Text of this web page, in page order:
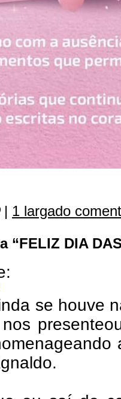
| 1 largado
“FELIZ DIA
se houve